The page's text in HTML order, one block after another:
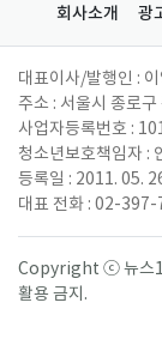
회사소개 광
대표이사/발행인 : 이
주소 : 서울시 종로
사업자등록번호 :
청소년보호책임자 :
등록일 : 2011. 05.
대표 전화 : 02-
Copyright ⓒ 뉴스
활용 금지.